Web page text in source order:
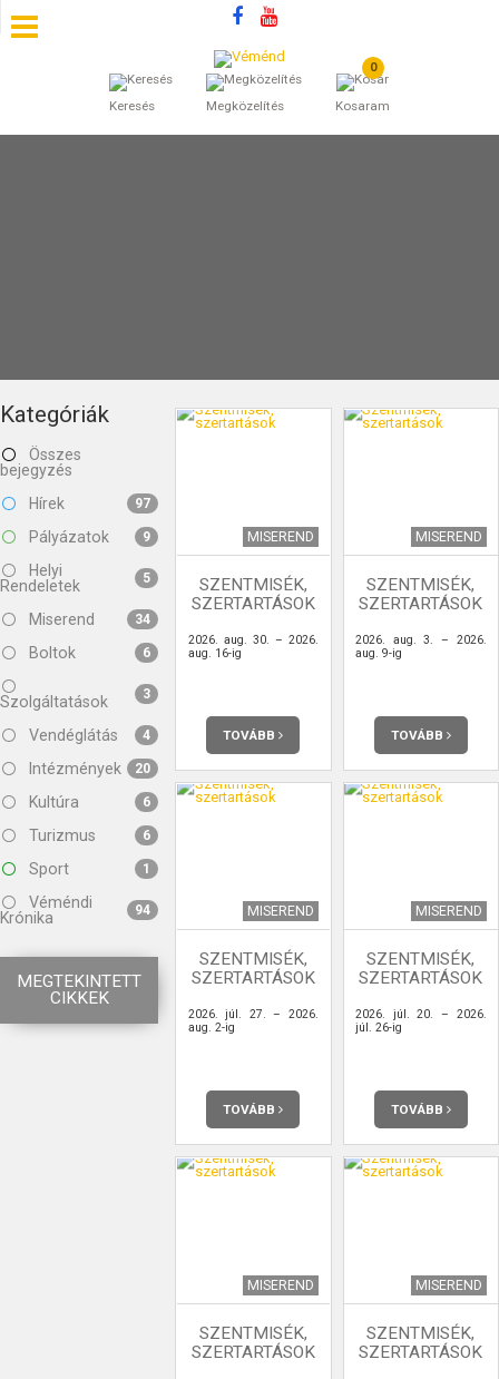
Keresés Megközelítés
0
Kosaram
SZÁLLÁSOK
BEJEGYZÉSEK
Kategóriák
Összes
bejegyzés
Hírek
97
Pályázatok 9
Helyi
Rendeletek
5
Miserend 34
Boltok 6
Szolgáltatások 3
Vendéglátás 4
Intézmények 20
Kultúra 6
Turizmus 6
Sport 1
Véméndi
Krónika
94
MEGTEKINTETT
CIKKEK
MISEREND
SZENTMISÉK,
SZERTARTÁSOK
2026. aug. 30. – 2026.
aug. 16-ig
TOVÁBB
MISEREND
SZENTMISÉK,
SZERTARTÁSOK
2026. aug. 3. – 2026.
aug. 9-ig
TOVÁBB
MISEREND
SZENTMISÉK,
SZERTARTÁSOK
2026. júl. 27. – 2026.
aug. 2-ig
TOVÁBB
MISEREND
SZENTMISÉK,
SZERTARTÁSOK
2026. júl. 20. – 2026.
júl. 26-ig
TOVÁBB
MISEREND
SZENTMISÉK,
SZERTARTÁSOK
MISEREND
SZENTMISÉK,
SZERTARTÁSOK